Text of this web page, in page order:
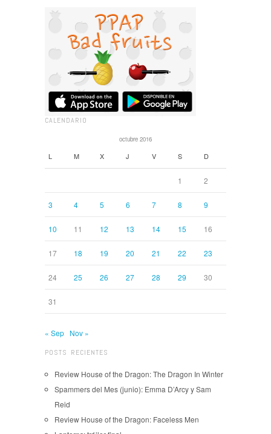
CALENDARIO
octubre 2016
L M X J V S D
1 2
3 4 5 6 7 8 9
10 11 12 13 14 15 16
17 18 19 20 21 22 23
24 25 26 27 28 29 30
31
« Sep Nov »
POSTS RECIENTES
Review House of the Dragon: The Dragon In Winter
Spammers del Mes (junio): Emma D’Arcy y Sam
Reid
Review House of the Dragon: Faceless Men